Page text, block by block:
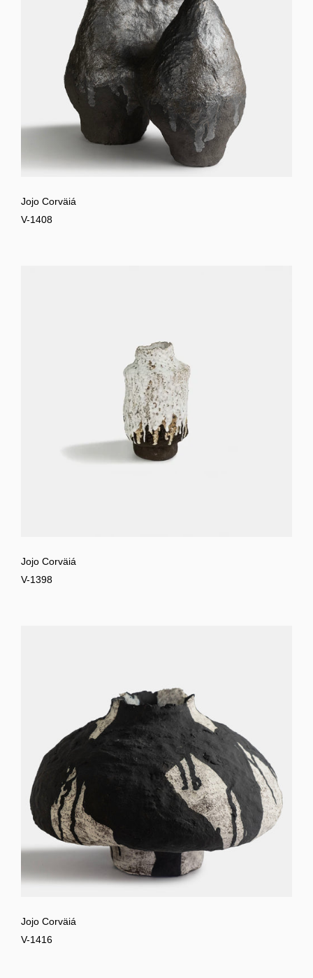
Jojo Corväiá
V-1408
Jojo Corväiá
V-1398
Jojo Corväiá
V-1416